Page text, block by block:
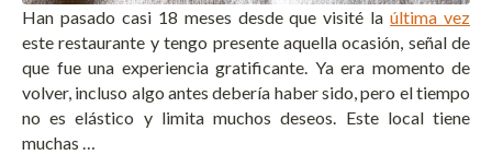
Han pasado casi 18 meses desde que visité laúltima vez
este restaurante y tengo presente aquella ocasión, señal de
que fue una experiencia gratificante. Ya era momento de
volver, incluso algo antes debería haber sido, pero el tiempo
no es elástico y limita muchos deseos. Este local tiene
muchas …